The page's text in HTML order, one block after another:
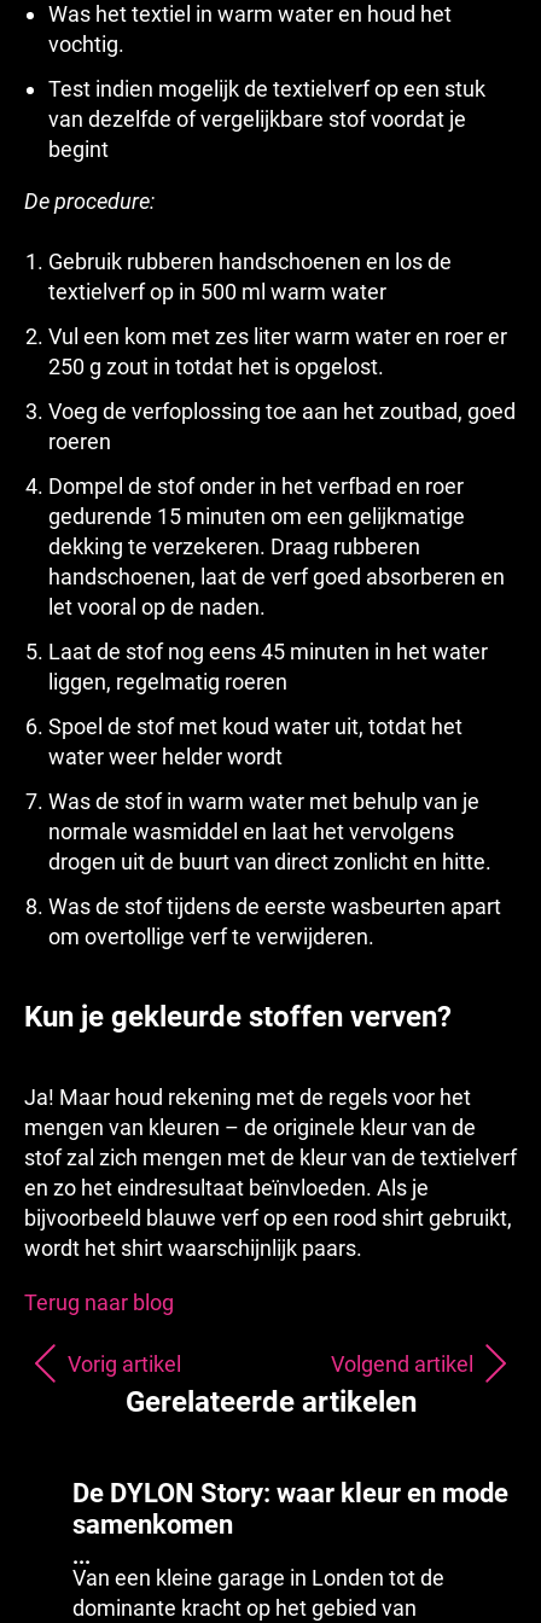
Was het textiel in warm water en houd het
vochtig.
Test indien mogelijk de textielverf op een stuk
van dezelfde of vergelijkbare stof voordat je
begint
De procedure:
Gebruik rubberen handschoenen en los de
textielverf op in 500 ml warm water
Vul een kom met zes liter warm water en roer er
250 g zout in totdat het is opgelost.
Voeg de verfoplossing toe aan het zoutbad, goed
roeren
Dompel de stof onder in het verfbad en roer
gedurende 15 minuten om een ​​gelijkmatige
dekking te verzekeren. Draag rubberen
handschoenen, laat de verf goed absorberen en
let vooral op de naden.
Laat de stof nog eens 45 minuten in het water
liggen, regelmatig roeren
Spoel de stof met koud water uit, totdat het
water weer helder wordt
Was de stof in warm water met behulp van je
normale wasmiddel en laat het vervolgens
drogen uit de buurt van direct zonlicht en hitte.
Was de stof tijdens de eerste wasbeurten apart
om overtollige verf te verwijderen.
Kun je gekleurde stoffen verven?
Ja! Maar houd rekening met de regels voor het
mengen van kleuren – de originele kleur van de
stof zal zich mengen met de kleur van de textielverf
en zo het eindresultaat beïnvloeden. Als je
bijvoorbeeld blauwe verf op een rood shirt gebruikt,
wordt het shirt waarschijnlijk paars.
Terug naar blog
Vorig artikel Volgend artikel
Gerelateerde artikelen
De DYLON Story: waar kleur en mode
samenkomen
...
Van een kleine garage in Londen tot de
dominante kracht op het gebied van